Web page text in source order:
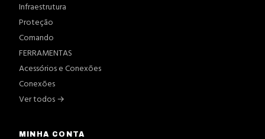
Infraestrutura
Proteção
Comando
FERRAMENTAS
Acessórios e Conexões
Conexões
Ver todos →
MINHA CONTA